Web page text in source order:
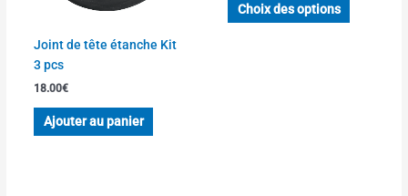
Joint de tête étanche Kit
3 pcs
18.00€
Ajouter au panier
Choix des options
peuvent